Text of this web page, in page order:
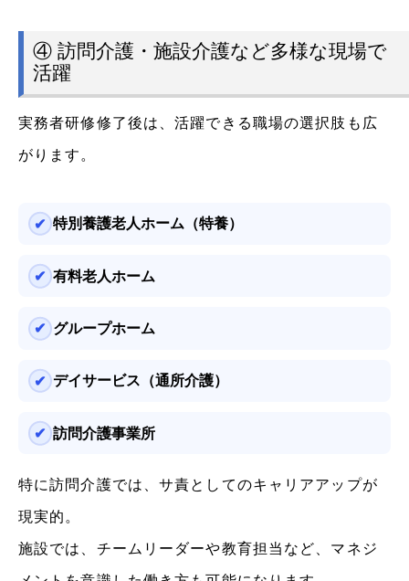
④ 訪問介護・施設介護など多様な現場で
活躍
実務者研修修了後は、活躍できる職場の選択肢も広
がります。
特別養護老人ホーム（特養）
有料老人ホーム
グループホーム
デイサービス（通所介護）
訪問介護事業所
特に訪問介護では、サ責としてのキャリアアップが
現実的。
施設では、チームリーダーや教育担当など、マネジ